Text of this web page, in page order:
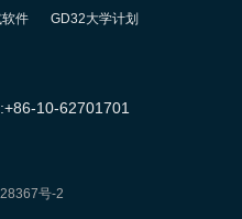
件 GD32大学计划
10-62701701
号-2